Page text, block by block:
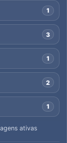
1
3
1
2
1
ativas